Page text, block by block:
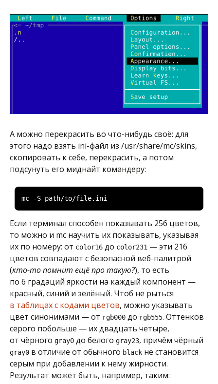
А можно перекрасить во что-нибудь своё: для
этого надо взять ini-файл из /usr/share/mc/skins,
скопировать к себе, перекрасить, а потом
подсунуть его миднайт командеру:
mc -S path/to/file. ini
Если терминал способен показывать 256 цветов,
то можно и mc научить их показывать, указывая
их по номеру: от color16 до color231 — эти 216
цветов совпадают с безопасной веб-палитрой
(кто-то помнит ещё про такую?), то есть
по 6 градаций яркости на каждый компонент —
красный, синий и зелёный. Чтоб не рыться
в таблицах с кодами цветов, можно указывать
цвет синонимами — от rgb000 до rgb555. Оттенков
серого побольше — их двадцать четыре,
от чёрного gray0 до белого gray23, причём чёрный
gray0 в отличие от обычного black не становится
серым при добавлении к нему жирности.
Результат может быть, например, таким: